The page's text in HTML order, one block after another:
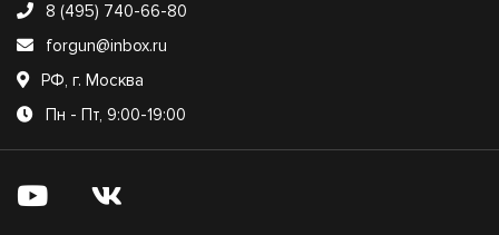
8 (495) 740-66-80
forgun@inbox.ru
РФ, г. Москва
Пн - Пт, 9:00-19:00